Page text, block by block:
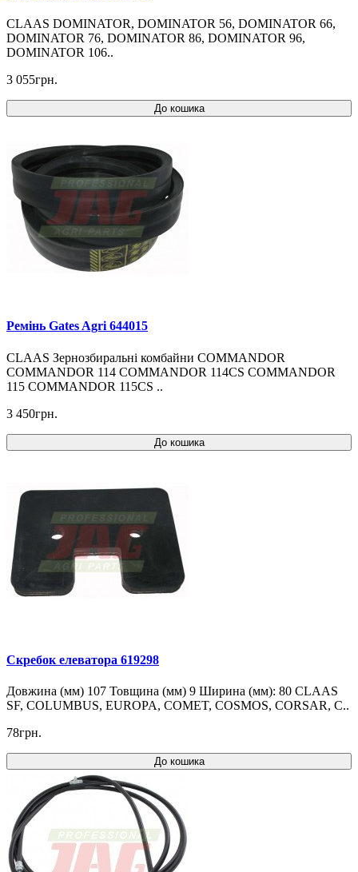
CLAAS DOMINATOR, DOMINATOR 56, DOMINATOR 66,
DOMINATOR 76, DOMINATOR 86, DOMINATOR 96,
DOMINATOR 106..
3 055грн.
До кошика
Ремінь Gates Agri 644015
CLAAS Зернозбиральні комбайни COMMANDOR
COMMANDOR 114 COMMANDOR 114CS COMMANDOR
115 COMMANDOR 115CS ..
3 450грн.
До кошика
Скребок елеватора 619298
Довжина (мм) 107 Товщина (мм) 9 Ширина (мм): 80 CLAAS
SF, COLUMBUS, EUROPA, COMET, COSMOS, CORSAR, C..
78грн.
До кошика